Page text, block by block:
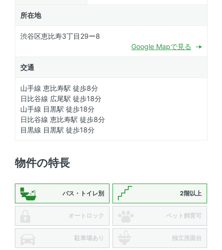
所在地
渋谷区恵比寿3丁目29ー8
Google Mapで見る
交通
山手線 恵比寿駅 徒歩8分
日比谷線 広尾駅 徒歩18分
山手線 目黒駅 徒歩18分
日比谷線 恵比寿駅 徒歩8分
目黒線 目黒駅 徒歩18分
物件の特長
バス・トイレ別 2階以上
オートロック ペット飼育可
駐車場あり 独立洗面台